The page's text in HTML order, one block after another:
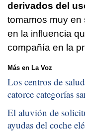
derivados del
tomamos muy en
en la influencia
compañía en la
Más en La Voz
Los centros de
catorce categorías
El aluvión de
ayudas del coche